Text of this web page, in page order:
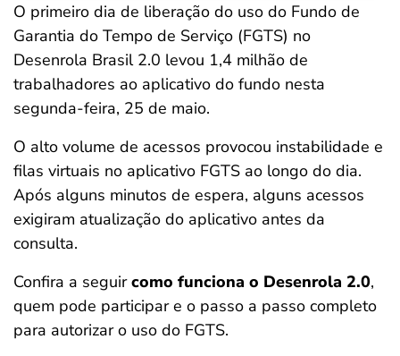
O primeiro dia de liberação do uso do Fundo de
Garantia do Tempo de Serviço (FGTS) no
Desenrola Brasil 2.0 levou 1,4 milhão de
trabalhadores ao aplicativo do fundo nesta
segunda-feira, 25 de maio.
O alto volume de acessos provocou instabilidade e
filas virtuais no aplicativo FGTS ao longo do dia.
Após alguns minutos de espera, alguns acessos
exigiram atualização do aplicativo antes da
consulta.
Confira a seguircomo funciona o Desenrola 2.0,
quem pode participar e o passo a passo completo
para autorizar o uso do FGTS.